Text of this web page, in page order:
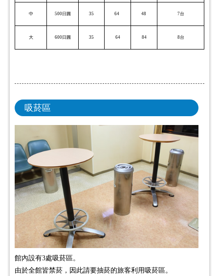
中 500日圓 35 64 48 7台
大 600日圓 35 64 84 8台
吸菸區
館內設有3處吸菸區。
由於全館皆禁菸，因此請要抽菸的旅客利用吸菸區。